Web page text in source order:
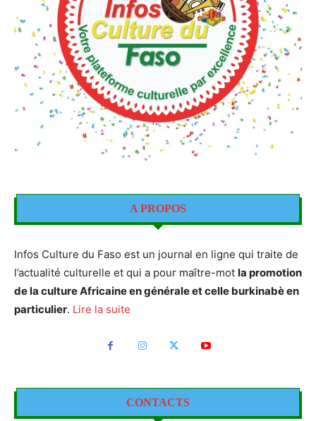
A PROPOS
Infos Culture du Faso est un journal en ligne qui traite de
l’actualité culturelle et qui a pour maître-mot la promotion
de la culture Africaine en générale et celle burkinabè en
particulier. Lire la suite
CONTACTS